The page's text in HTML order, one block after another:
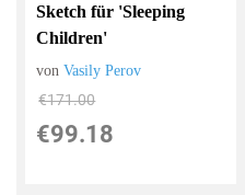
Sketch für 'Sleeping
Children'
vonVasily Perov
€171.00
€99.18